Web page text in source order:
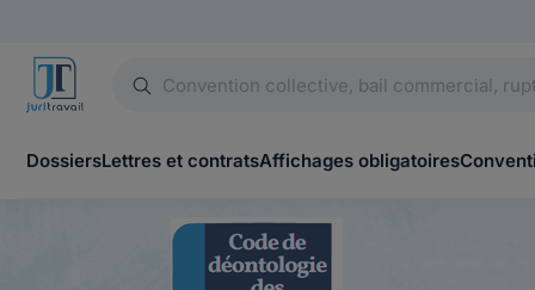
DossiersLettres et contratsAffichages obligatoires